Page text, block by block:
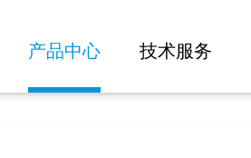
产品中心 技术服务